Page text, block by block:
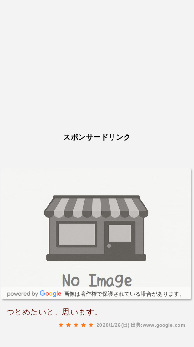
スポンサードリンク
画像は著作権で保護されている場合があります。
つとめたいと、思います。
2020/1/26(日) 出典:www.google.com